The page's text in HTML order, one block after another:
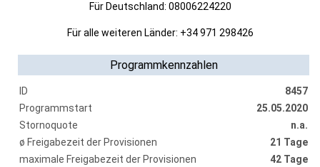
Für Deutschland: 08006224220
Für alle weiteren Länder: +34 971 298426
Programmkennzahlen
ID
8457
Programmstart
25.05.2020
Stornoquote
n.a.
ø Freigabezeit der Provisionen
21 Tage
maximale Freigabezeit der Provisionen
42 Tage